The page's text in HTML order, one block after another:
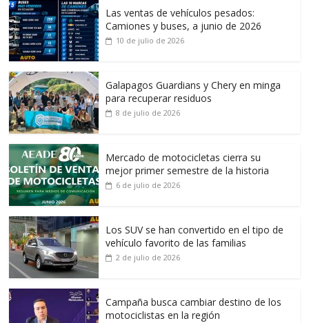
Las ventas de vehículos pesados:
Camiones y buses, a junio de 2026
10 de julio de 2026
Galapagos Guardians y Chery en minga
para recuperar residuos
8 de julio de 2026
Mercado de motocicletas cierra su
mejor primer semestre de la historia
6 de julio de 2026
Los SUV se han convertido en el tipo de
vehículo favorito de las familias
2 de julio de 2026
Campaña busca cambiar destino de los
motociclistas en la región